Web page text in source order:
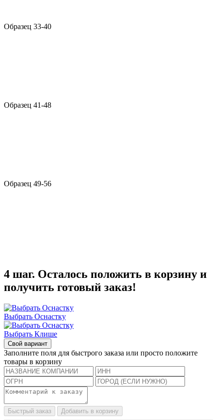
Образец 33-40
Образец 41-48
Образец 49-56
4 шаг. Осталось положить в корзину и
получить готовый заказ!
Выбрать Оснастку
Выбрать Клише
Свой вариант
Заполните поля для быстрого заказа или просто положите
товары в корзину
Быстрый заказ Добавить в корзину